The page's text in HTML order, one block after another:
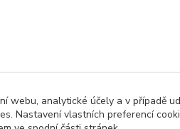
webu, analytické účely a v případě
Nastavení vlastních preferencí